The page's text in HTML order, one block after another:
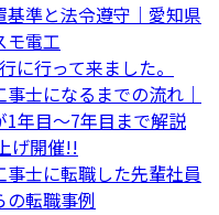
準と法令遵守｜愛知県
モ電工
に行って来ました。
士になるまでの流れ｜
年目〜7年目まで解説
げ開催!!
士に転職した先輩社員
の転職事例